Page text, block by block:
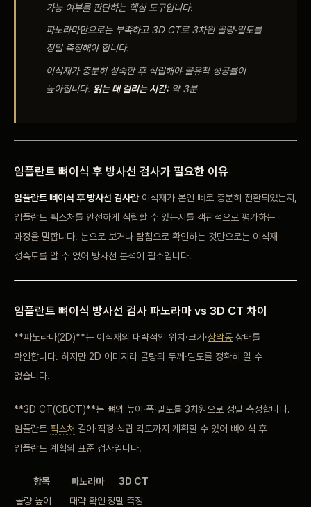
자주 묻는 질문
회원가입 / 로그인
가능 여부를 판단하는 핵심도구입니다.
파노라마만으로는 부족하고 3D CT로 3차원 골량·밀도를
정밀 측정해야 합니다.
이식재가충분히 성숙한 후 식립해야 골유착 성공률이
높아집니다. 읽는 데 걸리는 시간:약 3분
임플란트 뼈이식 후 방사선 검사가 필요한 이유
임플란트 뼈이식 후 방사선 검사란이식재가 본인 뼈로 충분히 전환되었는지,
임플란트 픽스처를 안전하게 식립할 수 있는지를 객관적으로 평가하는
과정을 말합니다. 눈으로 보거나 탐침으로 확인하는 것만으로는 이식재
성숙도를 알 수 없어 방사선 분석이 필수입니다.
임플란트 뼈이식 방사선 검사 파노라마 vs 3D CT 차이
**파노라마(2D)**는 이식재의 대략적인 위치·크기·상악동 상태를
확인합니다. 하지만 2D 이미지라 골량의 두께·밀도를 정확히 알 수
없습니다.
**3D CT(CBCT)**는 뼈의 높이·폭·밀도를 3차원으로 정밀 측정합니다.
임플란트 픽스처 길이·직경·식립 각도까지 계획할 수 있어 뼈이식 후
임플란트 계획의 표준 검사입니다.
항목 파노라마
3D CT
골량 높이 대략 확인 정밀 측정